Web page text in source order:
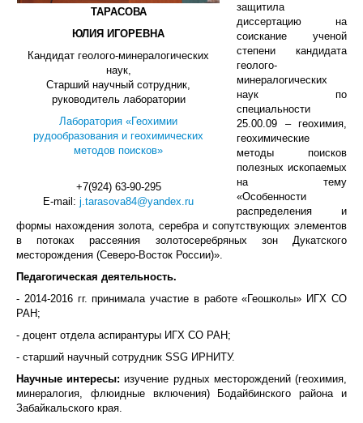
ТАРАСОВА
ЮЛИЯ ИГОРЕВНА
Кандидат геолого-минералогических
наук,
Старший научный сотрудник,
руководитель лаборатории
Лаборатория «Геохимии
рудообразования и геохимических
методов поисков»
+7(924) 63-90-295
E-mail: j.tarasova84@yandex.ru
защитила
диссертацию на
соискание ученой
степени кандидата
геолого-
минералогических
наук по
специальности
25.00.09 – геохимия,
геохимические
методы поисков
полезных ископаемых
на тему
«Особенности
распределения и
формы нахождения золота, серебра и сопутствующих элементов
в потоках рассеяния золотосеребряных зон Дукатского
месторождения (Северо-Восток России)».
Педагогическая деятельность.
- 2014-2016 гг. принимала участие в работе «Геошколы» ИГХ СО
РАН;
- доцент отдела аспирантуры ИГХ СО РАН;
- старший научный сотрудник SSG ИРНИТУ.
Научные интересы: изучение рудных месторождений (геохимия,
минералогия, флюидные включения) Бодайбинского района и
Забайкальского края.